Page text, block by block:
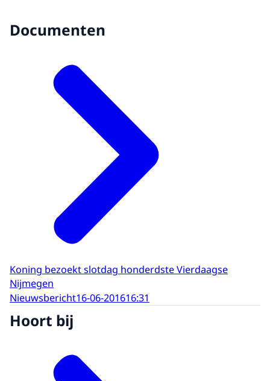
Documenten
Koning bezoekt slotdag honderdste Vierdaagse
Nijmegen
Nieuwsbericht16-06-201616:31
Hoort bij